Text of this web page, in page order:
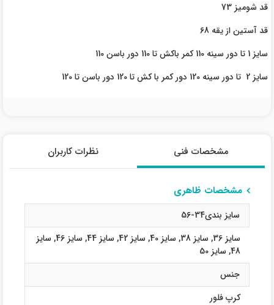
قد شومیز 73
قد آستین از یقه 68
سایز 1 تا دور سینه 110 کمر باکش تا 110 دور باسن 110
سایز 2 تا دور سینه 120 دور کمر با کش تا 120 دور باسن تا 120
مشخصات فنی نظرات کاربران
مشخصات ظاهری
سایز بندی34-56
سایز 36
, سایز 38 , سایز 40 , سایز 42 , سایز 44 , سایز 46 , سایز
48
, سایز 50
جنس
کرپ فلور